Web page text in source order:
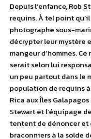
Depuis l’enfance, Rob
requins. À tel point
photographe sous-
décrypter leur mystère
mangeur d’hommes.
serait selon lui
un peu partout dans le
population de requins
Rica aux Îles
Stewart et l’équipage
tentent de dénoncer et
braconniers à la solde